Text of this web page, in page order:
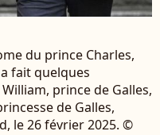
du prince Charles,
fait quelques
prince de Galles,
de Galles,
le 26 février 2025. ©